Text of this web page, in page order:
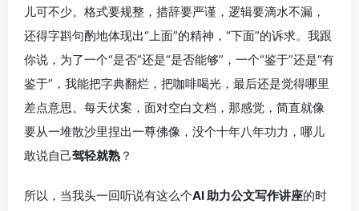
儿可不少。格式要规整，措辞要严谨，逻辑要滴水不漏，
还得字斟句酌地体现出“上面”的精神，“下面”的诉求。我跟
你说，为了一个“是否”还是“是否能够”，一个“鉴于”还是“有
鉴于”，我能把字典翻烂，把咖啡喝光，最后还是觉得哪里
差点意思。每天伏案，面对空白文档，那感觉，简直就像
要从一堆散沙里捏出一尊佛像，没个十年八年功力，哪儿
敢说自己驾轻就熟 ？
所以，当我头一回听说有这么个AI 助力公文写作讲座的时